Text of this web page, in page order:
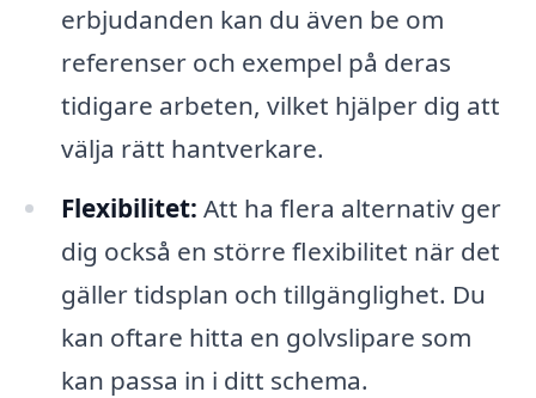
erbjudanden kan du även be om
referenser och exempel på deras
tidigare arbeten, vilket hjälper dig att
välja rätt hantverkare.
Flexibilitet: Att ha flera alternativ ger
dig också en större flexibilitet när det
gäller tidsplan och tillgänglighet. Du
kan oftare hitta en golvslipare som
kan passa in i ditt schema.